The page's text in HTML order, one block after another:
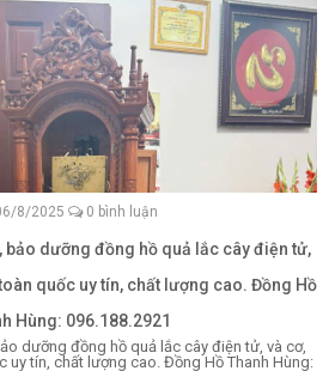
8/2025 0 bình luận
bảo dưỡng đồng hồ quả lắc cây điện tử,
quốc uy tín, chất lượng cao. Đồng Hồ
Hùng: 096.188.2921
dưỡng đồng hồ quả lắc cây điện tử, và cơ,
uy tín, chất lượng cao. Đồng Hồ Thanh Hùng: